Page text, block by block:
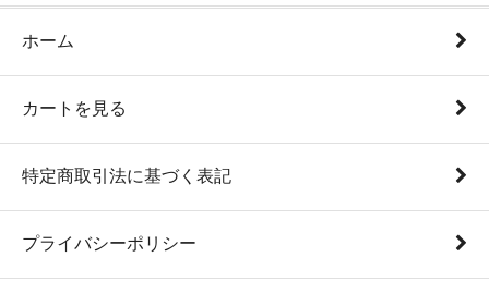
ホーム
カートを見る
特定商取引法に基づく表記
プライバシーポリシー